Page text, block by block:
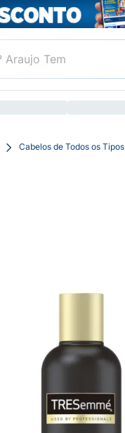
Cabelos de Todos os Tipos